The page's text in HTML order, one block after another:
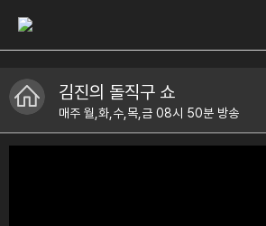
김진의 돌직구 쇼
매주 월,화,수,목,금 08시 50분 방송